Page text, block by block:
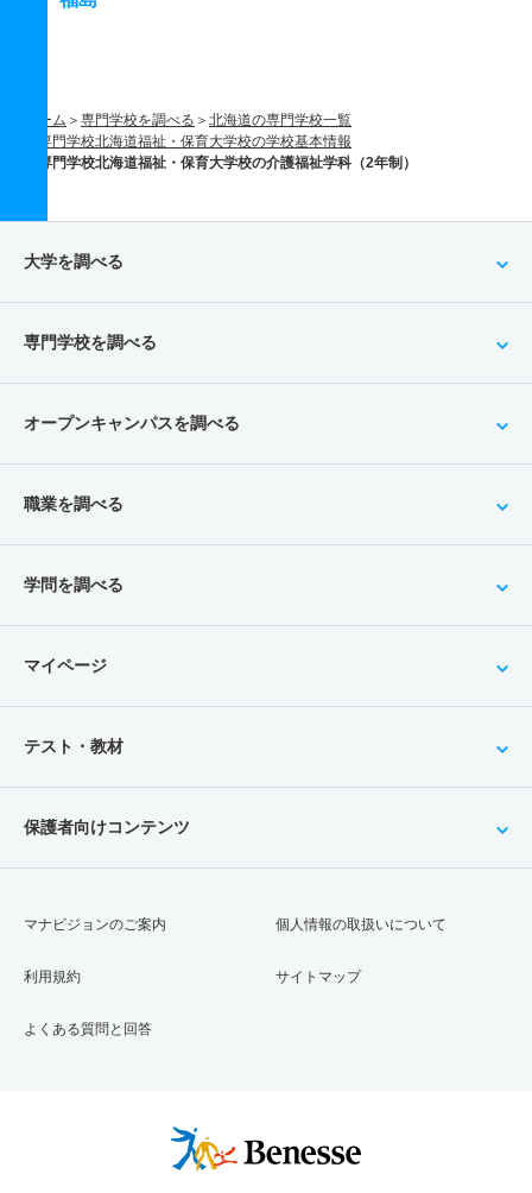
ホーム 専門学校を調べる
北海道の専門学校一覧
専門学校北海道福祉・保育大学校の学校基本情報
専門学校北海道福祉・保育大学校の介護福祉学科（2年制）
大学を調べる
専門学校を調べる
オープンキャンパスを調べる
職業を調べる
学問を調べる
マイページ
テスト・教材
保護者向けコンテンツ
マナビジョンのご案内
利用規約
よくある質問と回答
個人情報の取扱いについて
サイトマップ